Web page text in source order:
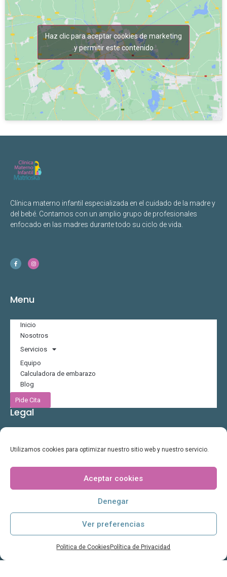
Utilizamos cookies para optimizar nuestro sitio web y nuestro servicio.
Aceptar cookies
Denegar
Ver preferencias
Politica de Cookies Política de Privacidad
Haz clic para aceptar cookies de marketing
y permitir este contenido
Clínica materno infantil especializada en el cuidado de la madre y
del bebé. Contamos con un amplio grupo de profesionales
enfocado en las madres durante todo su ciclo de vida.
Menu
Inicio
Nosotros
Servicios
Equipo
Calculadora de embarazo
Blog
Pide Cita
Legal
Politica de Cookies
Contacto
C/ Ramon y Cajal 9, 30202Cartagena
968 39 20 29
Horario
Lun-Vie 9h a 13h y 16h a 21h